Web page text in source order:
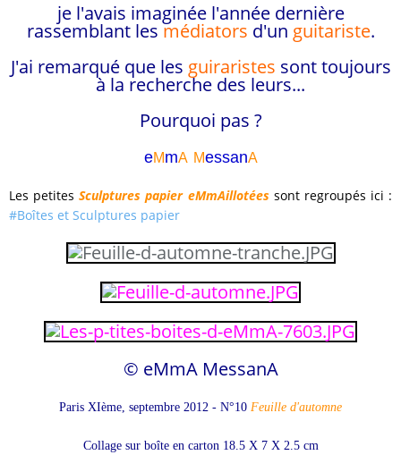
je l'avais imaginée l'année dernière
rassemblant lesmédiators d'un guitariste.
J'ai remarqué que les guiraristes sont toujours
à la recherche des leurs...
Pourquoi pas ?
eMmA MessanA
Les petitesSculptures papier eMmAillotées sont regroupés ici :
#Boîtes et Sculptures papier
© eMmA MessanA
Paris XIème, septembre 2012 - N°10 Feuille d'automne
Collage sur boîte en carton18.5 X 7 X 2.5 cm